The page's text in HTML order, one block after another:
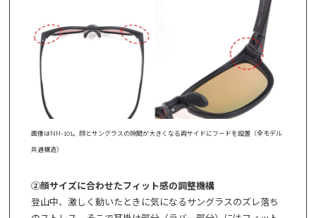
画像はNH-101。顔とサングラスの隙間が大きくなる両サイドにフードを設置（全モデル
共通構造）
②顔サイズに合わせたフィット感の調整機構
登山中、激しく動いたときに気になるサングラスのズレ落ち